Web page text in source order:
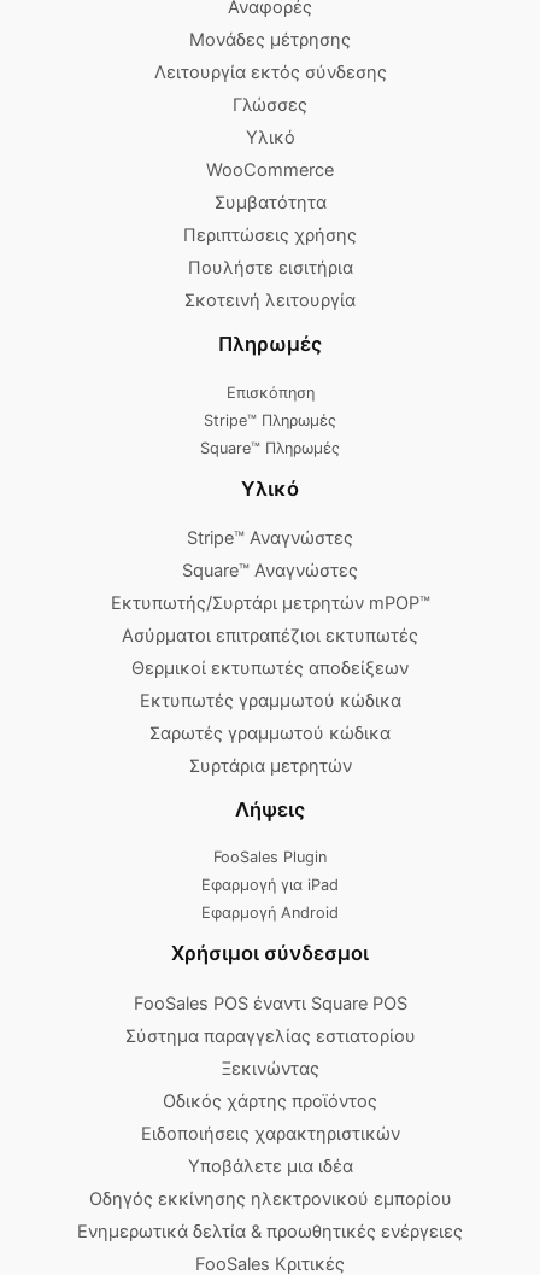
Αναφορές
Μονάδες μέτρησης
Λειτουργία εκτός σύνδεσης
Γλώσσες
Υλικό
WooCommerce
Συμβατότητα
Περιπτώσεις χρήσης
Πουλήστε εισιτήρια
Σκοτεινή λειτουργία
Πληρωμές
Επισκόπηση
Stripe™ Πληρωμές
Square™ Πληρωμές
Υλικό
Stripe™ Αναγνώστες
Square™ Αναγνώστες
Εκτυπωτής/Συρτάρι μετρητών mPOP™
Ασύρματοι επιτραπέζιοι εκτυπωτές
Θερμικοί εκτυπωτές αποδείξεων
Εκτυπωτές γραμμωτού κώδικα
Σαρωτές γραμμωτού κώδικα
Συρτάρια μετρητών
Λήψεις
FooSales Plugin
Εφαρμογή για iPad
Εφαρμογή Android
Χρήσιμοι σύνδεσμοι
FooSales POS έναντι Square POS
Σύστημα παραγγελίας εστιατορίου
Ξεκινώντας
Οδικός χάρτης προϊόντος
Ειδοποιήσεις χαρακτηριστικών
Υποβάλετε μια ιδέα
Οδηγός εκκίνησης ηλεκτρονικού εμπορίου
Ενημερωτικά δελτία & προωθητικές ενέργειες
FooSales Κριτικές